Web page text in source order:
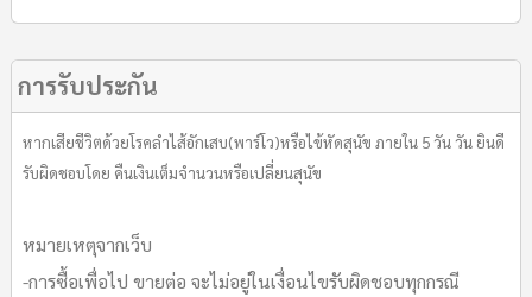
การรับประกัน
หากเสียชีวิตด้วยโรคลำไส้อักเสบ(พาร์โว)หรือไข้หัดสุนัข ภายใน 5 วัน วัน ยินดี
รับผิดชอบโดย คืนเงินเต็มจำนวนหรือเปลี่ยนสุนัข
หมายเหตุจากเว็บ
-การซื้อเพื่อไป ขายต่อ จะไม่อยู่ในเงื่อนไขรับผิดชอบทุกกรณี